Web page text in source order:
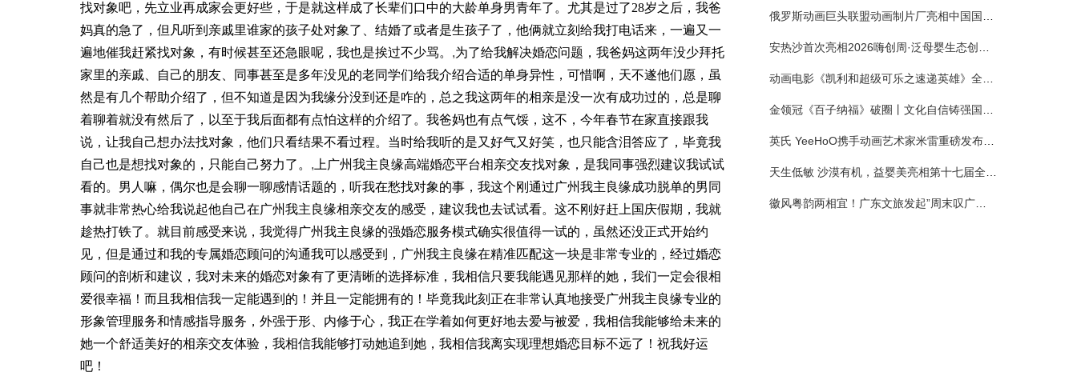
找对象吧，先立业再成家会更好些，于是就这样成了长辈们口中的大龄单身男青年了。尤其是过了28岁之后，我爸
妈真的急了，但凡听到亲戚里谁家的孩子处对象了、结婚了或者是生孩子了，他俩就立刻给我打电话来，一遍又一
遍地催我赶紧找对象，有时候甚至还急眼呢，我也是挨过不少骂。 ,为了给我解决婚恋问题，我爸妈这两年没少拜托
家里的亲戚、自己的朋友、同事甚至是多年没见的老同学们给我介绍合适的单身异性，可惜啊，天不遂他们愿，虽
然是有几个帮助介绍了，但不知道是因为我缘分没到还是咋的，总之我这两年的相亲是没一次有成功过的，总是聊
着聊着就没有然后了，以至于我后面都有点怕这样的介绍了。我爸妈也有点气馁，这不，今年春节在家直接跟我
说，让我自己想办法找对象，他们只看结果不看过程。当时给我听的是又好气又好笑，也只能含泪答应了，毕竟我
自己也是想找对象的，只能自己努力了。 , 上广州我主良缘高端婚恋平台相亲交友找对象，是我同事强烈建议我试试
看的。男人嘛，偶尔也是会聊一聊感情话题的，听我在愁找对象的事，我这个刚通过广州我主良缘成功脱单的男同
事就非常热心给我说起他自己在广州我主良缘相亲交友的感受，建议我也去试试看。这不刚好赶上国庆假期，我就
趁热打铁了。就目前感受来说，我觉得广州我主良缘的强婚恋服务模式确实很值得一试的，虽然还没正式开始约
见，但是通过和我的专属婚恋顾问的沟通我可以感受到，广州我主良缘在精准匹配这一块是非常专业的，经过婚恋
顾问的剖析和建议，我对未来的婚恋对象有了更清晰的选择标准，我相信只要我能遇见那样的她，我们一定会很相
爱很幸福！而且我相信我一定能遇到的！并且一定能拥有的！毕竟我此刻正在非常认真地接受广州我主良缘专业的
形象管理服务和情感指导服务，外强于形、内修于心，我正在学着如何更好地去爱与被爱，我相信我能够给未来的
她一个舒适美好的相亲交友体验，我相信我能够打动她追到她，我相信我离实现理想婚恋目标不远了！祝我好运
吧！